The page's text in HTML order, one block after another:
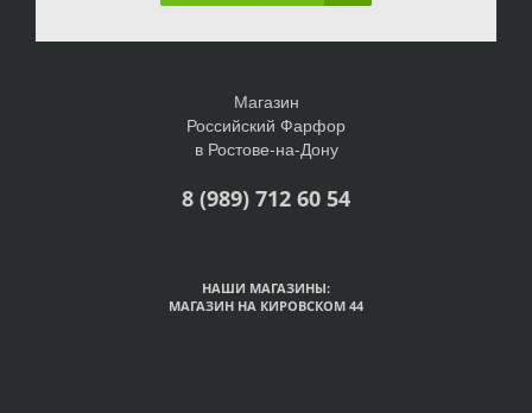
Магазин
Российский Фарфор
в Ростове-на-Дону
8 (989) 712 60 54
НАШИ МАГАЗИНЫ:
МАГАЗИН НА КИРОВСКОМ 44